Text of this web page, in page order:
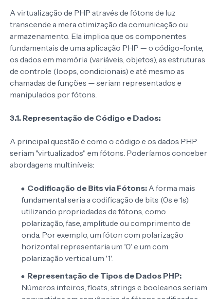
A virtualização de PHP através de fótons de luz
transcende a mera otimização da comunicação ou
armazenamento. Ela implica que os componentes
fundamentais de uma aplicação PHP — o código-fonte,
os dados em memória (variáveis, objetos), as estruturas
de controle (loops, condicionais) e até mesmo as
chamadas de funções — seriam representados e
manipulados por fótons.
3.1. Representação de Código e Dados:
A principal questão é como o código e os dados PHP
seriam "virtualizados" em fótons. Poderíamos conceber
abordagens multiníveis:
Codificação de Bits via Fótons: A forma mais
fundamental seria a codificação de bits (0s e 1s)
utilizando propriedades de fótons, como
polarização, fase, amplitude ou comprimento de
onda. Por exemplo, um fóton com polarização
horizontal representaria um '0' e um com
polarização vertical um '1'.
Representação de Tipos de Dados PHP:
Números inteiros, floats, strings e booleanos seriam